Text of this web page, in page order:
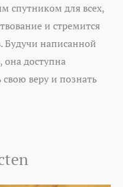
спутником для всех,
и стремится
Будучи написанной
доступна
веру и познать